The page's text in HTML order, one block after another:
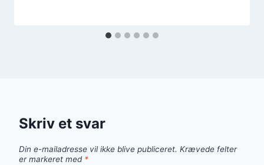
Skriv et svar
Din e-mailadresse vil ikke blive publiceret. Krævede felter
er markeret med *